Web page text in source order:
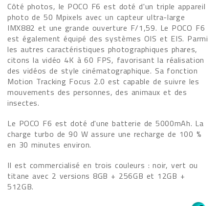
Côté photos, le POCO F6 est doté d'un triple appareil
photo de 50 Mpixels avec un capteur ultra-large
IMX882 et une grande ouverture F/1,59. Le POCO F6
est également équipé des systèmes OIS et EIS. Parmi
les autres caractéristiques photographiques phares,
citons la vidéo 4K à 60 FPS, favorisant la réalisation
des vidéos de style cinématographique. Sa fonction
Motion Tracking Focus 2.0 est capable de suivre les
mouvements des personnes, des animaux et des
insectes.
Le POCO F6 est doté d'une batterie de 5000mAh. La
charge turbo de 90 W assure une recharge de 100 %
en 30 minutes environ.
Il est commercialisé en trois couleurs : noir, vert ou
titane avec 2 versions 8GB + 256GB et 12GB +
512GB.